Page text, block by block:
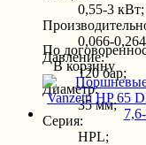
0,55-3 кВт;
0,066-
Давление:
120 бар;
Диаметр:
35 мм;
Серия:
HPL;
По
В корзину